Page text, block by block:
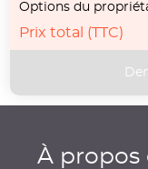
Options du
Prix total (TTC)
À propos